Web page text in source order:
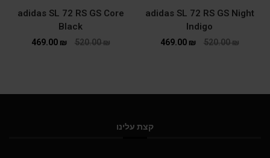
adidas SL 72 RS GS Night
Indigo
520.00₪
469.00 ₪
adidas SL 72 RS GS Core
Black
520.00₪
469.00 ₪
קצת עלינו